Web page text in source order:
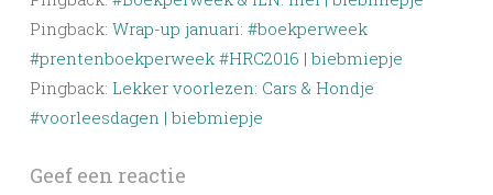
Pingback: Wrap-up januari: #boekperweek
#prentenboekperweek #HRC2016 | biebmiepje
Pingback: Lekker voorlezen: Cars & Hondje
#voorleesdagen | biebmiepje
Geef een reactie